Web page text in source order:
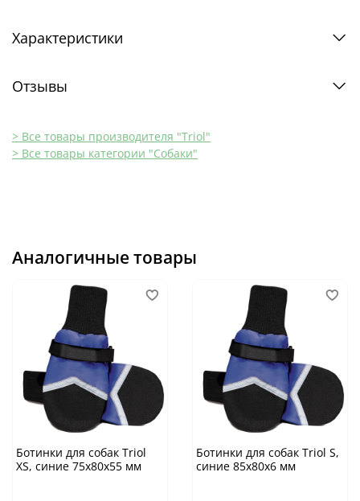
Характеристики
Отзывы
> Все товары производителя "Triol"
> Все товары категории "Собаки"
Аналогичные товары
Ботинки для собак Triol
XS, синие 75х80х55 мм
Ботинки для собак Triol S,
синие 85х80х6 мм